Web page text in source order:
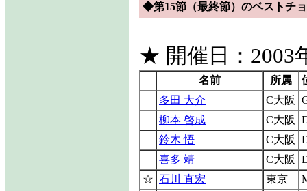
◆第15節（最終節）のベスト
★ 開催日：2003
名前 所属
多田 大介
C大阪
柳本 啓成
C大阪
鈴木 悟
C大阪
喜多 靖
C大阪
☆ 石川 直宏 東京